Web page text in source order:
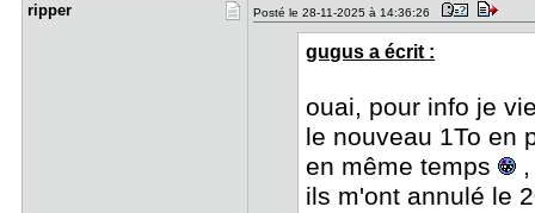
ripper Posté le 28-11-2025 à 14:36:26
gugus a écrit :
ouai, pour info je
le nouveau 1To en
en même temps
ils m'ont annulé le